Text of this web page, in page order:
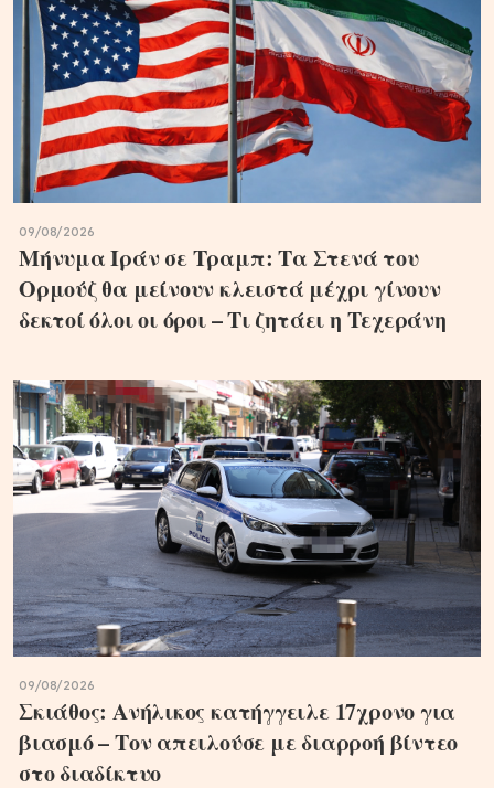
09/08/2026
Μήνυμα Ιράν σε Τραμπ: Τα Στενά του
Ορμούζ θα μείνουν κλειστά μέχρι γίνουν
δεκτοί όλοι οι όροι – Τι ζητάει η Τεχεράνη
09/08/2026
Σκιάθος: Ανήλικος κατήγγειλε 17χρονο για
βιασμό – Τον απειλούσε με διαρροή βίντεο
στο διαδίκτυο